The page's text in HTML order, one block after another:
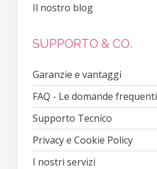
Il nostro blog
SUPPORTO & CO.
Garanzie e vantaggi
FAQ - Le domande frequenti
Supporto Tecnico
Privacy e Cookie Policy
I nostri servizi